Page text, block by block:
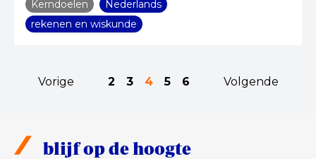
Kerndoelen
Nederlands
rekenen en wiskunde
Vorige 2 3 4 5 6 Volgende
blijf op de hoogte